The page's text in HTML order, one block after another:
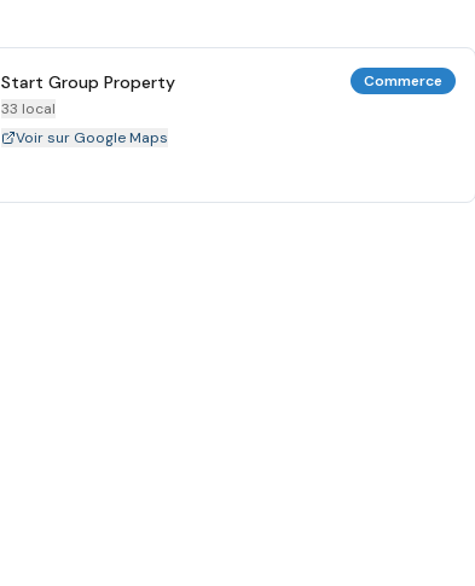
Start Group Property
33 local
Commerce
Voir sur Google Maps